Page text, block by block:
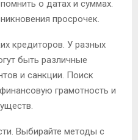
о датах и суммах.
просрочек.
кредиторов. У разных
быть различные
и санкции. Поиск
грамотность и
Выбирайте методы с